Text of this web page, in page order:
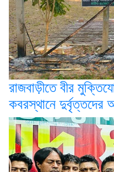
রাজবাড়ীতে বীর
কবরস্থানে দুর্বৃত্তদের